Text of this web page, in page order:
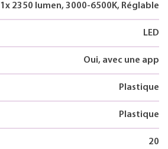
1x 2350 lumen, 3000-6500K, Réglable
LED
Oui, avec une app
Plastique
Plastique
20